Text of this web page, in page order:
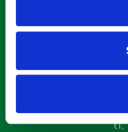
Muina
ma,
ti,